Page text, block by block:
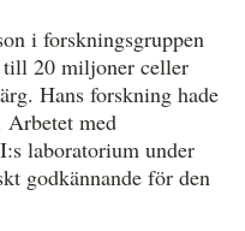
i forskningsgruppen
20 miljoner celler
Hans forskning hade
med
laboratorium under
godkännande för den